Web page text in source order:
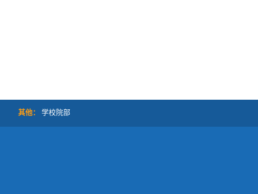
其他： 学校院部